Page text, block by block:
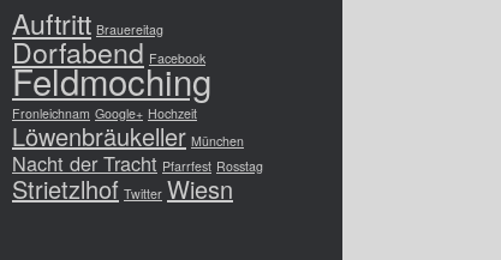
Auftritt Brauereitag
Dorfabend Facebook
Feldmoching
Fronleichnam Google+ Hochzeit
Löwenbräukeller München
Nacht der Tracht Pfarrfest Rosstag
Strietzlhof Twitter Wiesn